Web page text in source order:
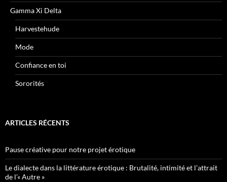
Gamma Xi Delta
Harvestehude
Mode
Confiance en toi
Sororités
ARTICLES RÉCENTS
Pause créative pour notre projet érotique
Le dialecte dans la littérature érotique : Brutalité, intimité et l’attrait
de l’« Autre »